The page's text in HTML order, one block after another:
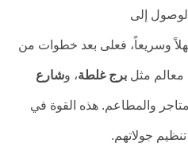
إلى
وسريعاً، فعلى بعد خطوات من
معالم مثل برج غلطة، وشارع
والمطاعم. هذه القوة في
جولاتهم.